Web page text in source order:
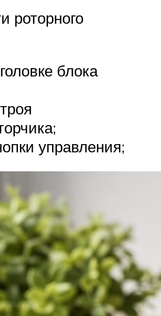
роторного
блока
управления;